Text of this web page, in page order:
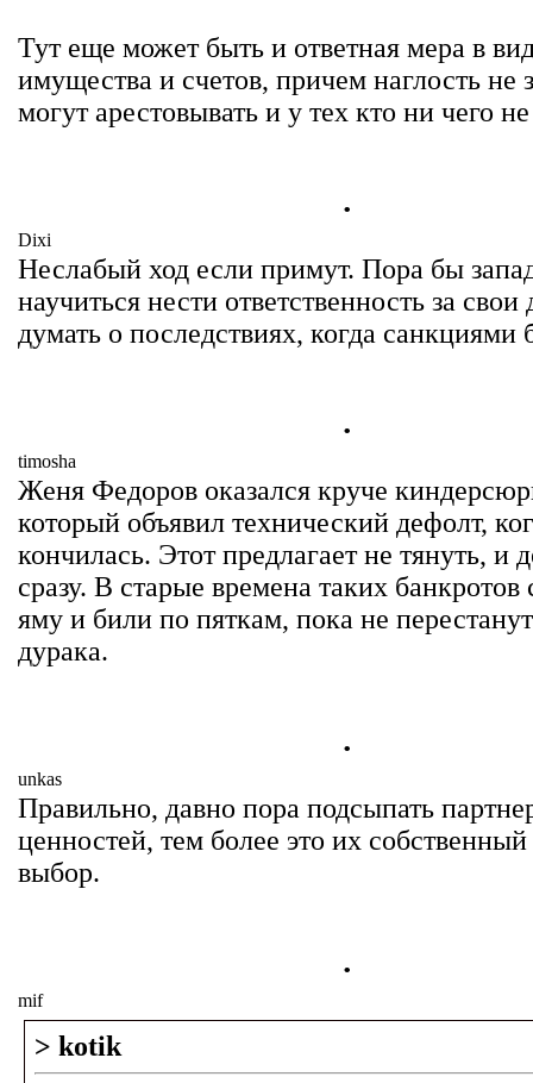
Тут еще может быть и ответная мера в
имущества и счетов, причем наглость не
могут арестовывать и у тех кто ни чего
.
Dixi
Неслабый ход если примут. Пора бы
научиться нести ответственность за свои
думать о последствиях, когда санкциями
.
timosha
Женя Федоров оказался круче
который объявил технический дефолт,
кончилась. Этот предлагает не тянуть, и
сразу. В старые времена таких банкротов
яму и били по пяткам, пока не
дурака.
.
unkas
Правильно, давно пора подсыпать
ценностей, тем более это их
выбор.
.
mif
> kotik